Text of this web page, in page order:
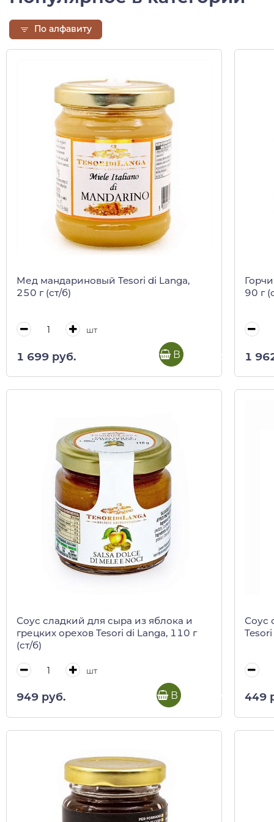
По алфавиту
Мед мандариновый Tesori di Langa,
250 г (ст/б)
шт
1 699 руб. В корзину
90 г
1
Соус сладкий для сыра из яблока и
грецких орехов Tesori di Langa, 110 г
(ст/б)
шт
949 руб. В корзину
Соус
449